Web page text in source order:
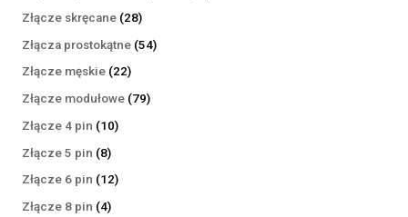
Złącze skręcane 2828
produktów
Złącza prostokątne 5454
Złącze męskie 2222
produkty
Złącze modułowe 7979
Złącze 4 pin 1010
Złącze 5 pin 88
produktów
Złącze 6 pin 1212
Złącze 8 pin 44